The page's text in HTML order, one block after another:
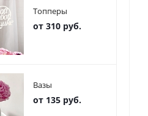
Топперы
от 310 руб.
Вазы
от 135 руб.